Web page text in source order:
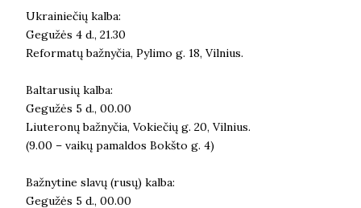
Ukrainiečių kalba:
Gegužės 4 d., 21.30
Reformatų bažnyčia, Pylimo g. 18, Vilnius.
Baltarusių kalba:
Gegužės 5 d., 00.00
Liuteronų bažnyčia, Vokiečių g. 20, Vilnius.
(9.00 – vaikų pamaldos Bokšto g. 4)
Bažnytine slavų (rusų) kalba:
Gegužės 5 d., 00.00